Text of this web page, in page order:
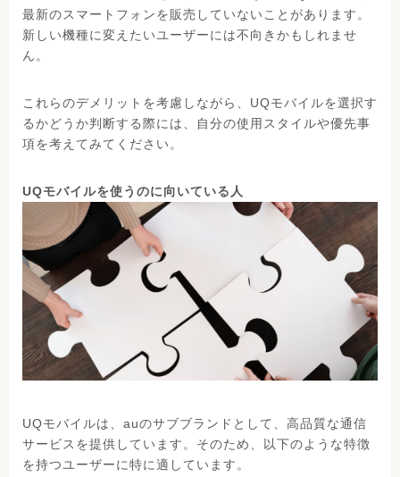
最新のスマートフォンを販売していないことがあります。
新しい機種に変えたいユーザーには不向きかもしれませ
ん。
これらのデメリットを考慮しながら、UQモバイルを選択す
るかどうか判断する際には、自分の使用スタイルや優先事
項を考えてみてください。
UQモバイルを使うのに向いている人
UQモバイルは、auのサブブランドとして、高品質な通信
サービスを提供しています。そのため、以下のような特徴
を持つユーザーに特に適しています。